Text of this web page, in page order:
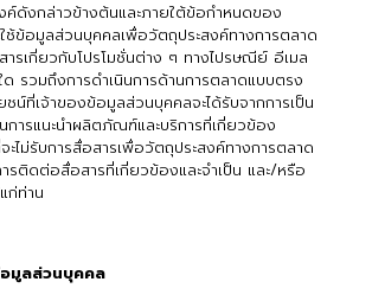
ค์ดังกล่าวข้างต้นและภายใต้ข้อกำหนดของ
ข้อมูลส่วนบุคคลเพื่อวัตถุประสงค์ทางการตลาด
ารเกี่ยวกับโปรโมชั่นต่าง ๆ ทางไปรษณีย์ อีเมล
รวมถึงการดำเนินการด้านการตลาดแบบตรง
ชน์ที่เจ้าของข้อมูลส่วนบุคคลจะได้รับจากการเป็น
การแนะนำผลิตภัณฑ์และบริการที่เกี่ยวข้อง
ะไม่รับการสื่อสารเพื่อวัตถุประสงค์ทางการตลาด
รติดต่อสื่อสารที่เกี่ยวข้องและจำเป็น และ/หรือ
ก่ท่าน
มูลส่วนบุคคล